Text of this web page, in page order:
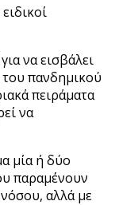
να εισβάλει
του πανδημικού
πειράματα
να
μία ή δύο
παραμένουν
αλλά με